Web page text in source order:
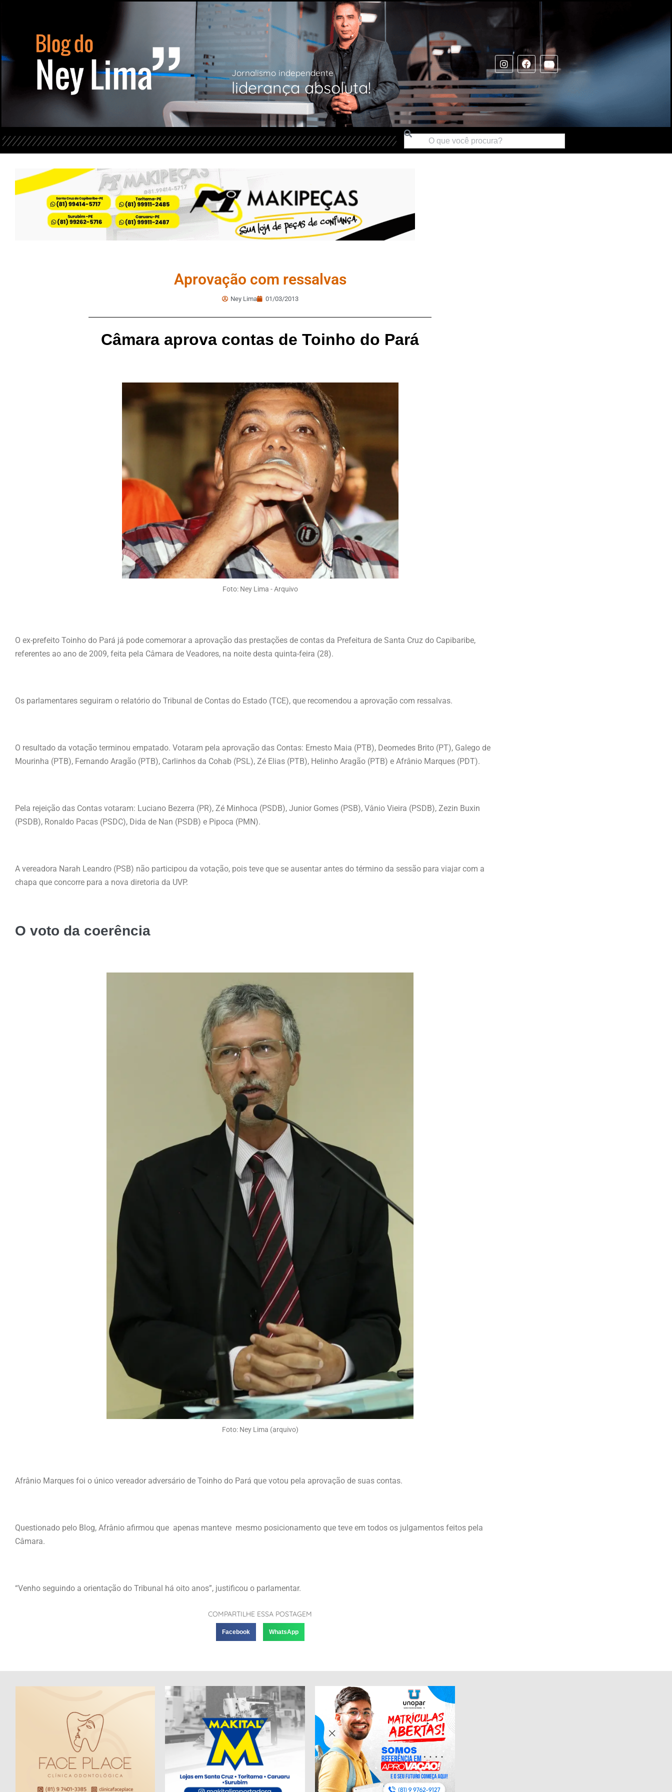
Jornalismo independente
liderança absoluta!
Aprovação com ressalvas
Ney Lima 01/03/2013
Câmara aprova contas de Toinho do Pará
Foto: Ney Lima - Arquivo
O ex-prefeito Toinho do Pará já pode comemorar a aprovação das prestações de contas da Prefeitura de Santa Cruz do Capibaribe,
referentes ao ano de 2009, feita pela Câmara de Veadores, na noite desta quinta-feira (28).
Os parlamentares seguiram o relatório do Tribunal de Contas do Estado (TCE), que recomendou a aprovação com ressalvas.
O resultado da votação terminou empatado. Votaram pela aprovação das Contas: Ernesto Maia (PTB), Deomedes Brito (PT), Galego de
Mourinha (PTB), Fernando Aragão (PTB), Carlinhos da Cohab (PSL), Zé Elias (PTB), Helinho Aragão (PTB) e Afrânio Marques (PDT).
Pela rejeição das Contas votaram: Luciano Bezerra (PR), Zé Minhoca (PSDB), Junior Gomes (PSB), Vânio Vieira (PSDB), Zezin Buxin
(PSDB), Ronaldo Pacas (PSDC), Dida de Nan (PSDB) e Pipoca (PMN).
A vereadora Narah Leandro (PSB) não participou da votação, pois teve que se ausentar antes do término da sessão para viajar com a
chapa que concorre para a nova diretoria da UVP.
O voto da coerência
Foto: Ney Lima (arquivo)
Afrânio Marques foi o único vereador adversário de Toinho do Pará que votou pela aprovação de suas contas.
Questionado pelo Blog, Afrânio afirmou que apenas manteve mesmo posicionamento que teve em todos os julgamentos feitos pela
Câmara.
“Venho seguindo a orientação do Tribunal há oito anos”, justificou o parlamentar.
COMPARTILHE ESSA POSTAGEM
Facebook WhatsApp